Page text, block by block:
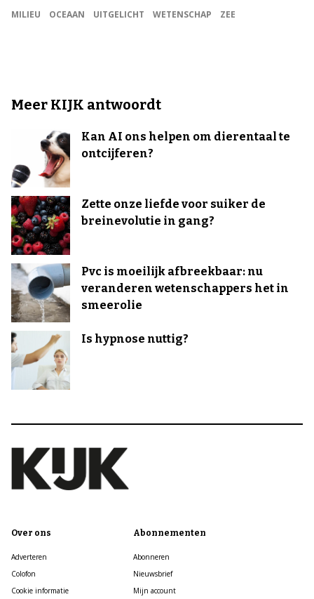
MILIEU
OCEAAN UITGELICHT WETENSCHAP ZEE
Meer KIJK antwoordt
Kan AI ons helpen om dierentaal te
ontcijferen?
Zette onze liefde voor suiker de
breinevolutie in gang?
Pvc is moeilijk afbreekbaar: nu
veranderen wetenschappers het in
smeerolie
Is hypnose nuttig?
Over ons
Adverteren
Colofon
Cookie informatie
Abonnementen
Abonneren
Nieuwsbrief
Mijn account